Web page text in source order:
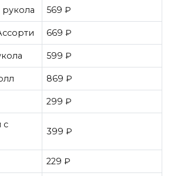
569 ₽
669 ₽
599 ₽
869 ₽
299 ₽
с
399 ₽
229 ₽